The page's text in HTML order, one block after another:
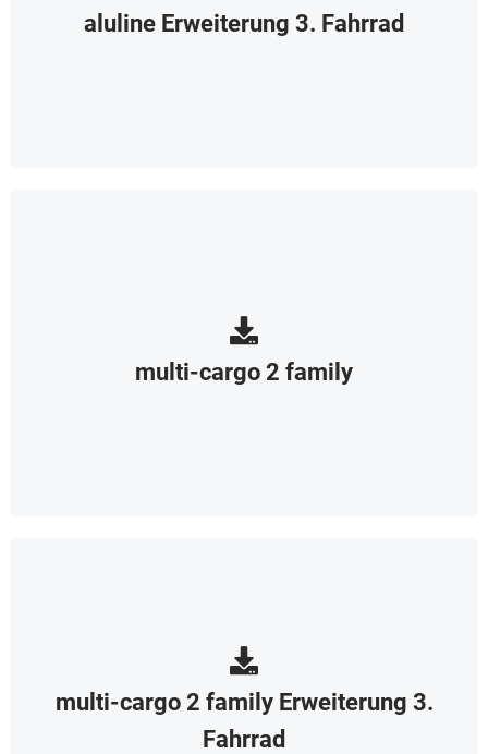
aluline Erweiterung 3. Fahrrad
multi-cargo 2 family
multi-cargo 2 family Erweiterung 3.
Fahrrad